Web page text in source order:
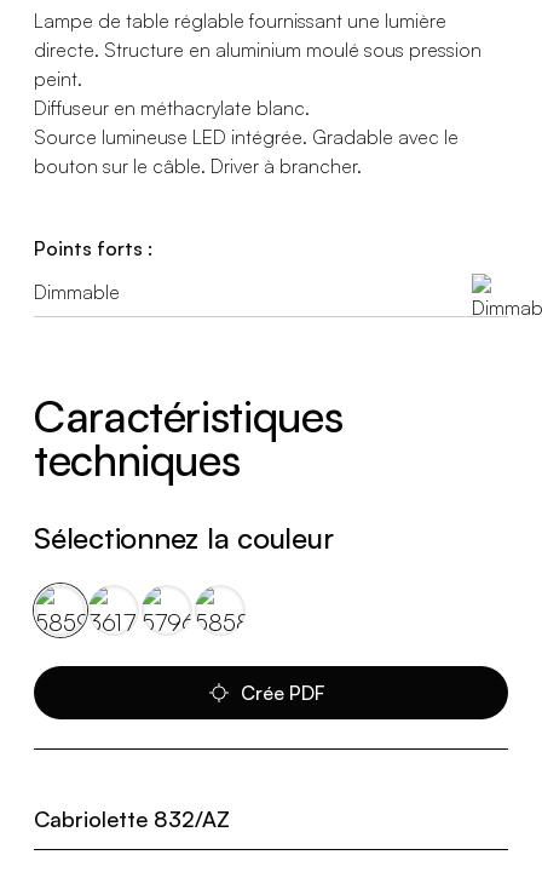
Lampe de table réglable fournissant une lumière
directe. Structure en aluminium moulé sous pression
peint.
Diffuseur en méthacrylate blanc.
Source lumineuse LED intégrée. Gradable avec le
bouton sur le câble. Driver à brancher.
Points forts :
Dimmable
Caractéristiques
techniques
Sélectionnez la couleur
Crée PDF
Cabriolette 832/AZ